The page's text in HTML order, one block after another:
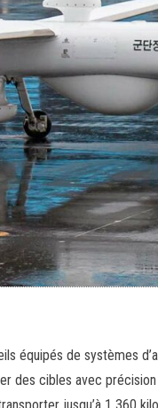
équipés de systèmes
des cibles avec